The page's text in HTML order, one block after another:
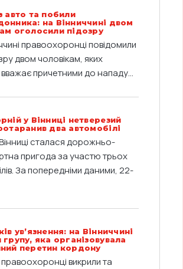
авто та побили
на Вінниччині двом
оголосили підозру
правоохоронці повідомили
двом чоловікам, яких
вважає причетними до нападу...
у Вінниці нетверезий
два автомобілі
сталася дорожньо-
пригода за участю трьох
За попередніми даними, 22-
ув’язнення: на Вінниччині
групу, яка організовувала
перетин кордону
правоохоронці викрили та